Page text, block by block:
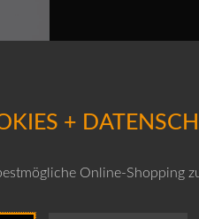
+
Online-Shopping